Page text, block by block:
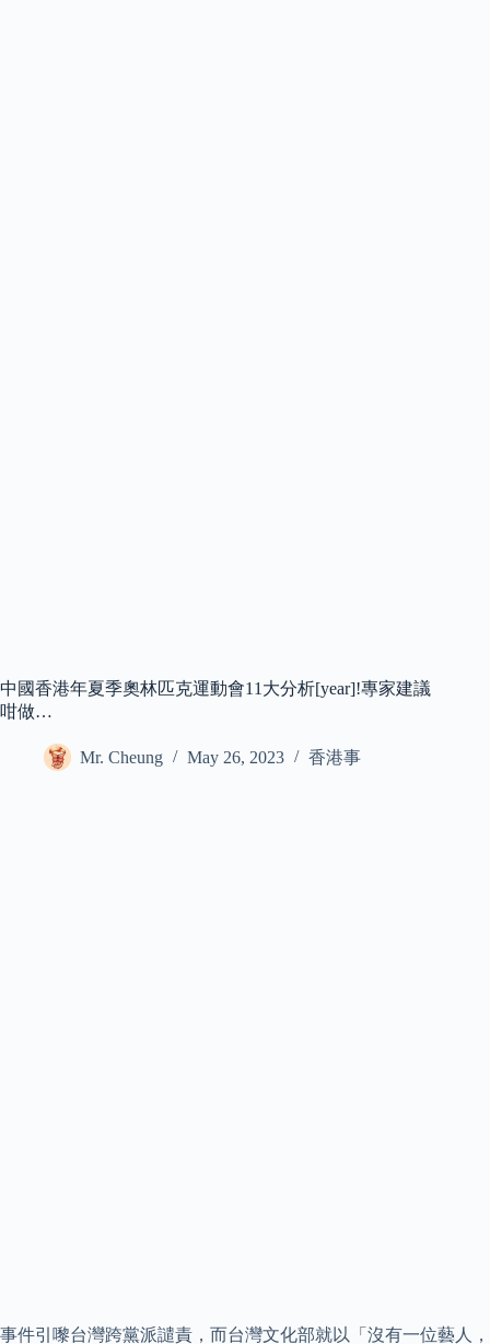
中國香港年夏季奧林匹克運動會11大分析[year]!專家建議
咁做…
Mr. Cheung May 26, 2023 香港事
事件引嚟台灣跨黨派譴責，而台灣文化部就以「沒有一位藝人，